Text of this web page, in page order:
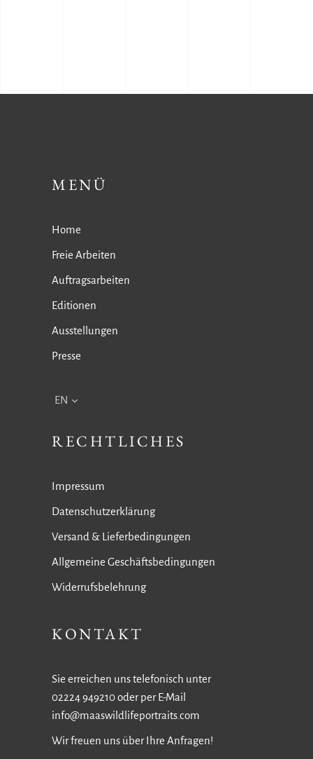
MENÜ
Home
Freie Arbeiten
Auftragsarbeiten
Editionen
Ausstellungen
Presse
EN
RECHTLICHES
Impressum
Datenschutzerklärung
Versand & Lieferbedingungen
Allgemeine Geschäftsbedingungen
Widerrufsbelehrung
KONTAKT
Sie erreichen uns telefonisch unter
02224 949210 oder per E-Mail
info@maaswildlifeportraits.com
Wir freuen uns über Ihre Anfragen!